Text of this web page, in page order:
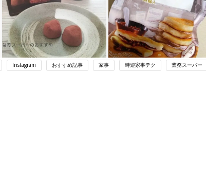
Instagram おすすめ記事 家事 時短家事テク 業務スーパー